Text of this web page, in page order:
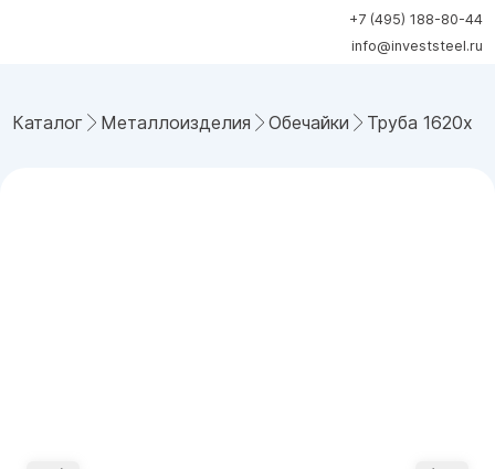
+7 (495) 188-80-44
info@investsteel.ru
Каталог Металлоизделия Обечайки Труба